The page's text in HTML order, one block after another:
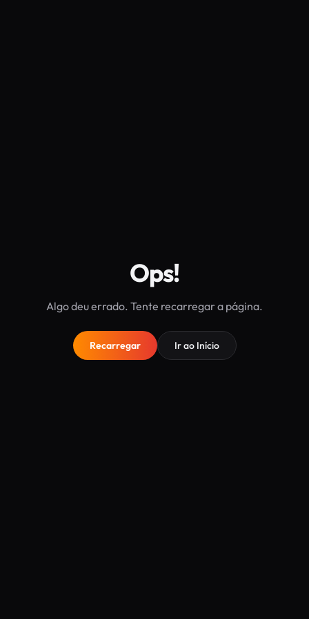
Ops!
Algo deu errado. Tente recarregar a página.
Recarregar Ir ao Início